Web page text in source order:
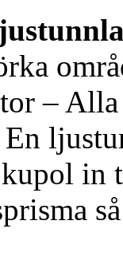
– Alla
in